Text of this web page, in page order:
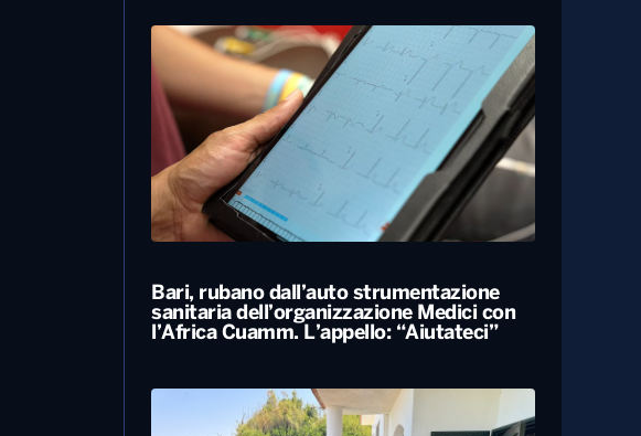
Bari, rubano dall’auto strumentazione
sanitaria dell’organizzazione Medici con
l’Africa Cuamm. L’appello: “Aiutateci”